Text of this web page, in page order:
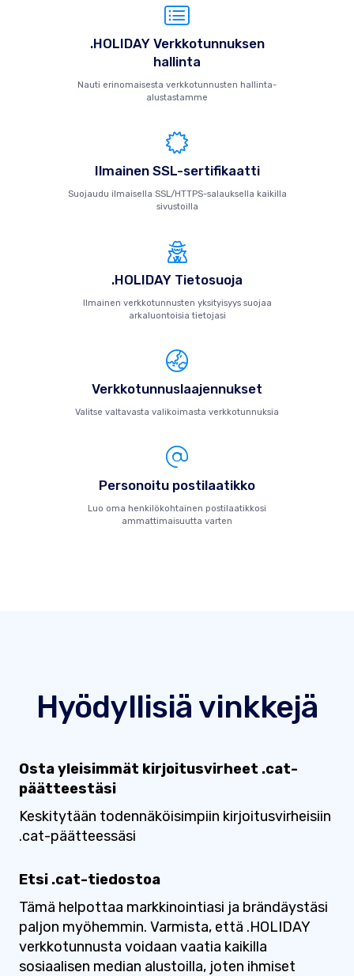
.HOLIDAY Verkkotunnuksen
hallinta
Nauti erinomaisesta verkkotunnusten hallinta-
alustastamme
Ilmainen SSL-sertifikaatti
Suojaudu ilmaisella SSL/HTTPS-salauksella kaikilla
sivustoilla
.HOLIDAY Tietosuoja
Ilmainen verkkotunnusten yksityisyys suojaa
arkaluontoisia tietojasi
Verkkotunnuslaajennukset
Valitse valtavasta valikoimasta verkkotunnuksia
Personoitu postilaatikko
Luo oma henkilökohtainen postilaatikkosi
ammattimaisuutta varten
Hyödyllisiä vinkkejä
Osta yleisimmät kirjoitusvirheet .cat-
päätteestäsi
Keskitytään todennäköisimpiin kirjoitusvirheisiin
.cat-päätteessäsi
Etsi .cat-tiedostoa
Tämä helpottaa markkinointiasi ja brändäystäsi
paljon myöhemmin. Varmista, että .HOLIDAY
verkkotunnusta voidaan vaatia kaikilla
sosiaalisen median alustoilla, joten ihmiset